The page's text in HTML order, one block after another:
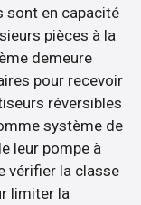
sont en capacité
pièces à la
demeure
pour recevoir
réversibles
système de
leur pompe à
vérifier la classe
limiter la